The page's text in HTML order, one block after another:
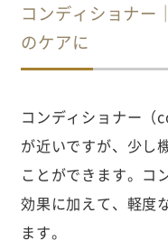
コンディショナー
のケアに
コンディショナー
が近いですが、少し
ことができます。コ
効果に加えて、軽度
ます。